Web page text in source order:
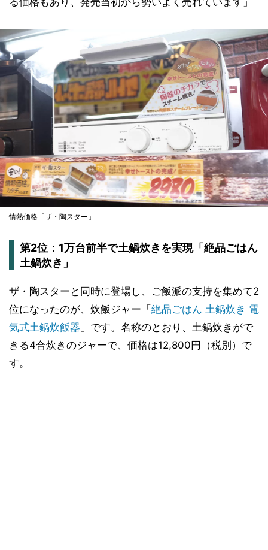
情熱価格「ザ・陶スター」
第2位：1万台前半で土鍋炊きを実現「絶品ごはん
土鍋炊き」
ザ・陶スターと同時に登場し、ご飯派の支持を集めて2
位になったのが、炊飯ジャー「 絶品ごはん 土鍋炊き 電
気式土鍋炊飯器 」です。名称のとおり、土鍋炊きがで
きる4合炊きのジャーで、価格は12,800円（税別）で
す。